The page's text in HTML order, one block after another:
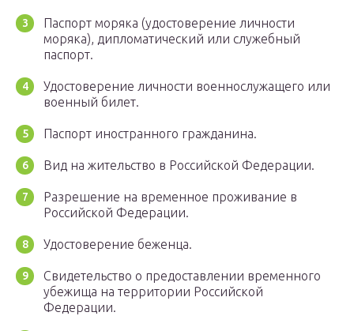
Паспорт моряка (удостоверение личности
моряка), дипломатический или служебный
паспорт.
Удостоверение личности военнослужащего или
военный билет.
Паспорт иностранного гражданина.
Вид на жительство в Российской Федерации.
Разрешение на временное проживание в
Российской Федерации.
Удостоверение беженца.
Свидетельство о предоставлении временного
убежища на территории Российской
Федерации.